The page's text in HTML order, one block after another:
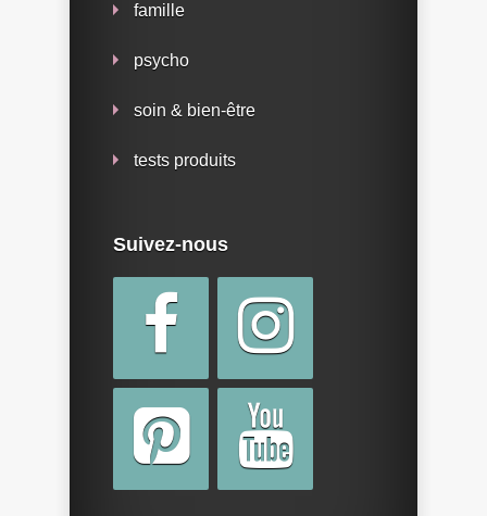
famille
psycho
soin & bien-être
tests produits
Suivez-nous